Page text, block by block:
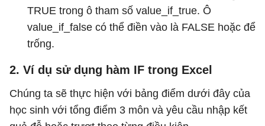
TRUE trong ô tham số value_if_true. Ô
value_if_false có thể điền vào là FALSE hoặc để
trống.
2. Ví dụ sử dụng hàm IF trong Excel
Chúng ta sẽ thực hiện với bảng điểm dưới đây của
học sinh với tổng điểm 3 môn và yêu cầu nhập kết